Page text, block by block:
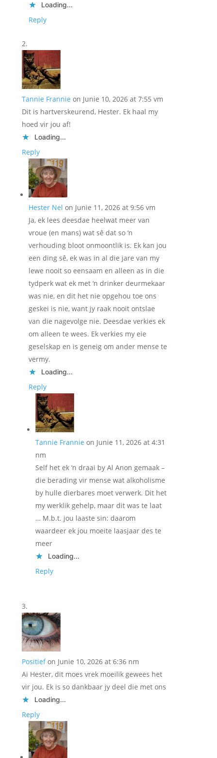
Loading...
Reply
Tannie Frannie on Junie 10, 2026 at 7:55 vm
Dit is hartverskeurend, Hester. Ek haal my
hoed vir jou af!
Loading...
Reply
Hester Nel on Junie 11, 2026 at 9:56 vm
Ja, ek lees deesdae heelwat meer van
vroue (en mans) wat sê dat so ‘n
verhouding bloot onmoontlik is. Ek kan jou
een ding sê, ek was in al die jare van my
lewe nooit so eensaam en alleen as in die
tydperk wat ek met ‘n drinker deurmekaar
was nie, en dit het nie opgehou toe ons
geskei is nie, want jy raak nooit ontslae
van die nagevolge nie. Deesdae verkies ek
om alleen te wees. Ek verkies my eie
geselskap en is geneig om ander mense te
vermy.
Loading...
Reply
Tannie Frannie on Junie 11, 2026 at 4:31
nm
Self het ek ‘n draai by Al Anon gemaak –
die berading vir mense wat alkoholisme
by hulle dierbares moet verwerk. Dit het
my werklik gehelp, maar dit was te laat
… M.b.t. jou laaste sin: daarom
waardeer ek jou moeite laasjaar des te
meer
Loading...
Reply
Positief on Junie 10, 2026 at 6:36 nm
Ai Hester, dit moes vrek moeilik gewees het
vir jou. Ek is so dankbaar jy deel die met ons
Loading...
Reply